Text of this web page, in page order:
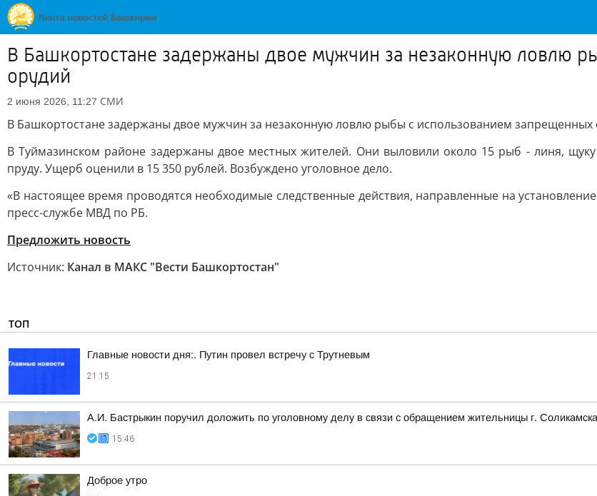
В Башкортостане задержаны двое мужчин за незаконную ловлю
орудий
2 июня 2026, 11:27 СМИ
В Башкортостане задержаны двое мужчин за незаконную ловлю рыбы с использованием запрещенных
В Туймазинском районе задержаны двое местных жителей. Они выловили около 15 рыб - линя,
пруду. Ущерб оценили в 15 350 рублей. Возбуждено уголовное дело.
«В настоящее время проводятся необходимые следственные действия, направленные на
пресс-службе МВД по РБ.
Предложить новость
Источник: Канал в МАКС "Вести Башкортостан"
ТОП
Главные новости дня:. Путин провел встречу с Трутневым
21:15
А.И. Бастрыкин поручил доложить по уголовному делу в связи с обращением жительницы г.
15:46
Доброе утро